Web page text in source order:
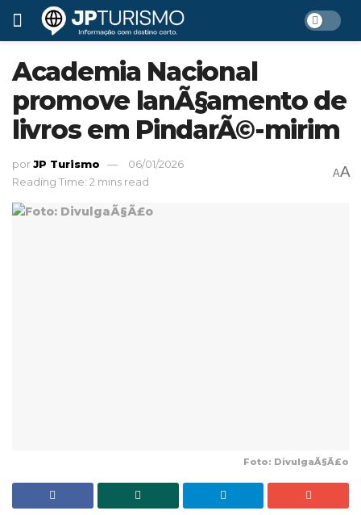
Academia Nacional
promove lanÃ§amento de
livros em PindarÃ©-mirim
porJP Turismo
06/01/2026
Reading Time: 2 mins read
AA
Foto: DivulgaÃ§Ã£o